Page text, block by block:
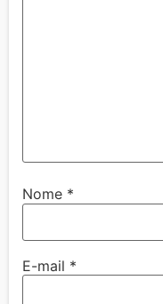
Nome *
E-mail *